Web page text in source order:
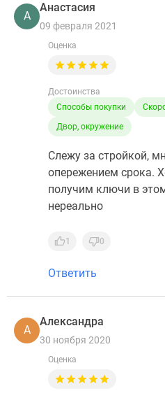
А
Анастасия
09 февраля 2021
Оценка
Достоинства
Способы покупки
Двор, окружение
Слежу за стройкой,
опережением срока.
получим ключи в
нереально
1 0
Ответить
А
Александра
30 ноября 2020
Оценка